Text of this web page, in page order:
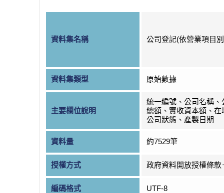
資料集名稱 公司登記(依營業項目
資料集類型 原始數據
主要欄位說明
統一編號、公司名稱、
總額、實收資本額、在
公司狀態、產製日期
資料量 約7529筆
授權方式 政府資料開放授權條款
編碼格式 UTF-8